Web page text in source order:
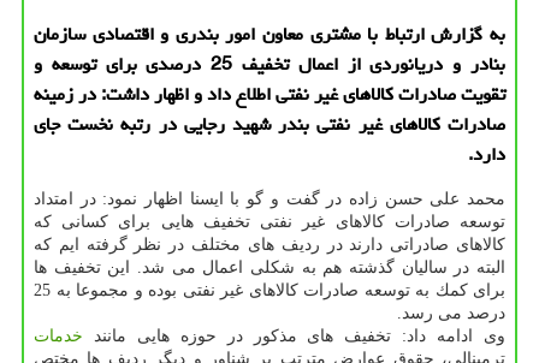
به گزارش ارتباط با مشتری معاون امور بندری و اقتصادی سازمان
بنادر و دریانوردی از اعمال تخفیف 25 درصدی برای توسعه و
تقویت صادرات كالاهای غیر نفتی اطلاع داد و اظهار داشت: در زمینه
صادرات كالاهای غیر نفتی بندر شهید رجایی در رتبه نخست جای
دارد.
محمد علی حسن زاده در گفت و گو با ایسنا اظهار نمود: در امتداد
توسعه صادرات كالاهای غیر نفتی تخفیف هایی برای كسانی كه
كالاهای صادراتی دارند در ردیف های مختلف در نظر گرفته ایم كه
البته در سالیان گذشته هم به شكلی اعمال می شد. این تخفیف ها
برای كمك به توسعه صادرات كالاهای غیر نفتی بوده و مجموعا به 25
درصد می رسد.
وی ادامه داد: تخفیف های مذكور در حوزه هایی مانند خدمات
ترمینالی، حقوق عوارض مترتب بر شناور و دیگر ردیف ها مختص